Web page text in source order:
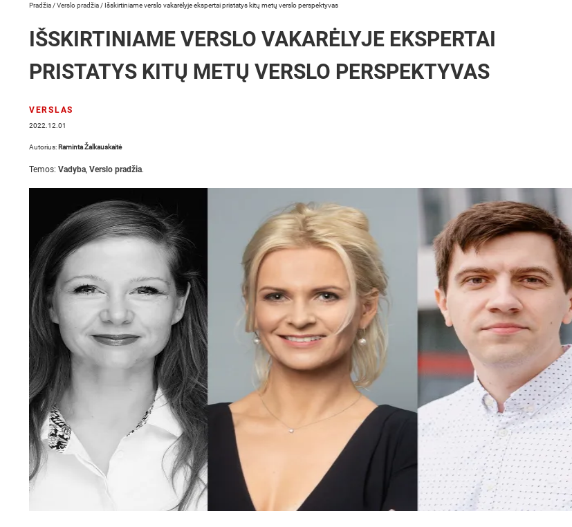
Pradžia /Verslo pradžia / Išskirtiniame verslo vakarėlyje ekspertai pristatys kitų metų verslo perspektyvas
IŠSKIRTINIAME VERSLO VAKARĖLYJE EKSPERTAI
PRISTATYS KITŲ METŲ VERSLO PERSPEKTYVAS
VERSLAS
2022.12.01
Autorius: Raminta Žalkauskaitė
Temos: Vadyba, Verslo pradžia.